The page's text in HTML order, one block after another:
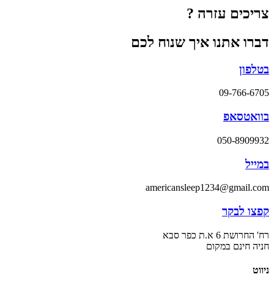
צריכים עזרה ?
דברו אתנו איך שנוח לכם
בטלפון
09-766-6705
בוואטסאפ
050-8909932
במייל
americansleep1234@gmail.com
קפצו לבקר
רח' החרושת 6 א.ת כפר סבא
חניה חינם במקום
ניווט